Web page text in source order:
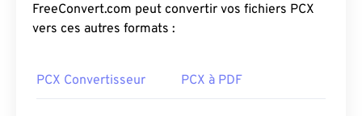
FreeConvert.com peut convertir vos fichiers PCX
vers ces autres formats :
PCX Convertisseur PCX à PDF